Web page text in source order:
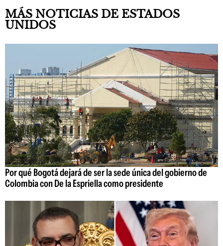
MÁS NOTICIAS DE ESTADOS
UNIDOS
Por qué Bogotá dejará de ser la sede única del gobierno de
Colombia con De la Espriella como presidente